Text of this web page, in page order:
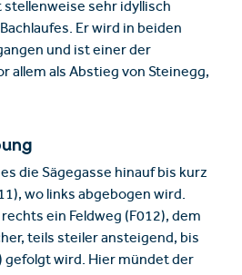
stellenweise sehr idyllisch
Er wird in beiden
und ist einer der
allem als Abstieg von Steinegg,
die Sägegasse hinauf bis kurz
wo links abgebogen wird.
ein Feldweg (F012), dem
teils steiler ansteigend, bis
gefolgt wird. Hier mündet der